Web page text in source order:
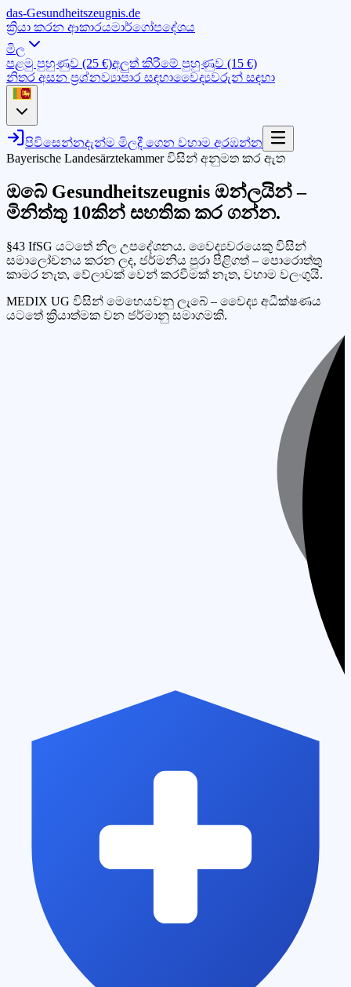
das-Gesundheitszeugnis.de
ක්‍රියා කරන ආකාරයමාර්ගෝපදේශය
මිල
පළමු පුහුණුව (25 €)අලුත් කිරීමේ පුහුණුව (15 €)
නිතර අසන ප්‍රශ්නව්‍යාපාර සඳහාවෛද්‍යවරුන් සඳහා
පිවිසෙන්නදැන්ම මිලදී ගෙන වහාම අරඹන්න
Bayerische Landesärztekammer විසින් අනුමත කර ඇත
ඔබේ Gesundheitszeugnis ඔන්ලයින් –
මිනිත්තු 10කින් සහතික කර ගන්න.
§43 IfSG යටතේ නිල උපදේශනය. වෛද්‍යවරයෙකු විසින්
සමාලෝචනය කරන ලද, ජර්මනිය පුරා පිළිගත් – පොරොත්තු
කාමර නැත, වේලාවක් වෙන් කරවීමක් නැත, වහාම වලංගුයි.
MEDIX UG විසින් මෙහෙයවනු ලැබේ – වෛද්‍ය අධීක්ෂණය
යටතේ ක්‍රියාත්මක වන ජර්මානු සමාගමකි.